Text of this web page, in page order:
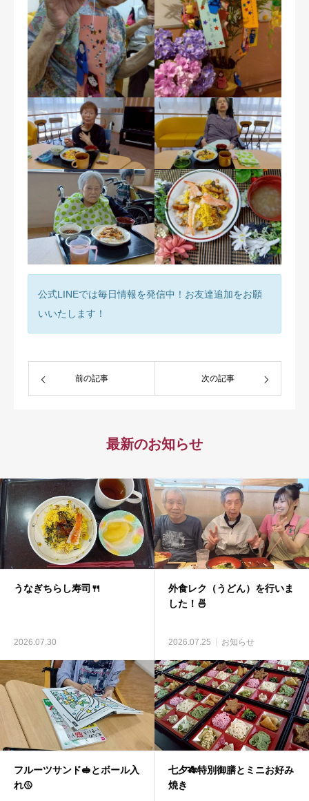
公式LINEでは毎日情報を発信中！お友達追加をお願
いいたします！
前の記事 次の記事
最新のお知らせ
うなぎちらし寿司🍴
2026.07.30
外食レク（うどん）を行いま
した！🍜
2026.07.25 お知らせ
フルーツサンド🥪とボール入
れ🥎
七夕🎋特別御膳とミニお好み
焼き